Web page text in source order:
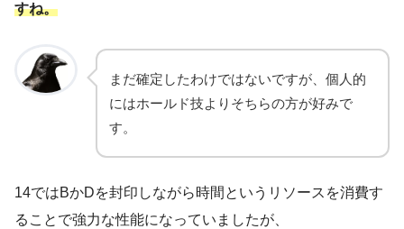
すね。
まだ確定したわけではないですが、個人的
にはホールド技よりそちらの方が好みで
す。
14ではBかDを封印しながら時間というリソースを消費す
ることで強力な性能になっていましたが、